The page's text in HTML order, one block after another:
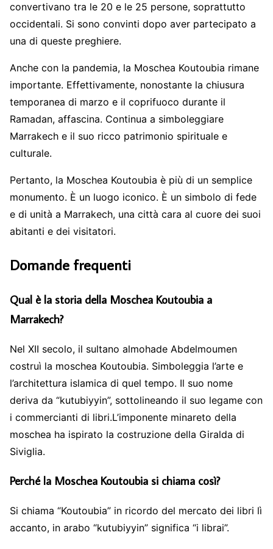
convertivano tra le 20 e le 25 persone, soprattutto
occidentali. Si sono convinti dopo aver partecipato a
una di queste preghiere.
Anche con la pandemia, la Moschea Koutoubia rimane
importante. Effettivamente, nonostante la chiusura
temporanea di marzo e il coprifuoco durante il
Ramadan, affascina. Continua a simboleggiare
Marrakech e il suo ricco patrimonio spirituale e
culturale.
Pertanto, la Moschea Koutoubia è più di un semplice
monumento. È un luogo iconico. È un simbolo di fede
e di unità a Marrakech, una città cara al cuore dei suoi
abitanti e dei visitatori.
Domande frequenti
Qual è la storia della Moschea Koutoubia a
Marrakech?
Nel XII secolo, il sultano almohade Abdelmoumen
costruì la moschea Koutoubia. Simboleggia l’arte e
l’architettura islamica di quel tempo. Il suo nome
deriva da “kutubiyyin”, sottolineando il suo legame con
i commercianti di libri.L’imponente minareto della
moschea ha ispirato la costruzione della Giralda di
Siviglia.
Perché la Moschea Koutoubia si chiama così?
Si chiama “Koutoubia” in ricordo del mercato dei libri lì
accanto, in arabo “kutubiyyin” significa “i librai”.